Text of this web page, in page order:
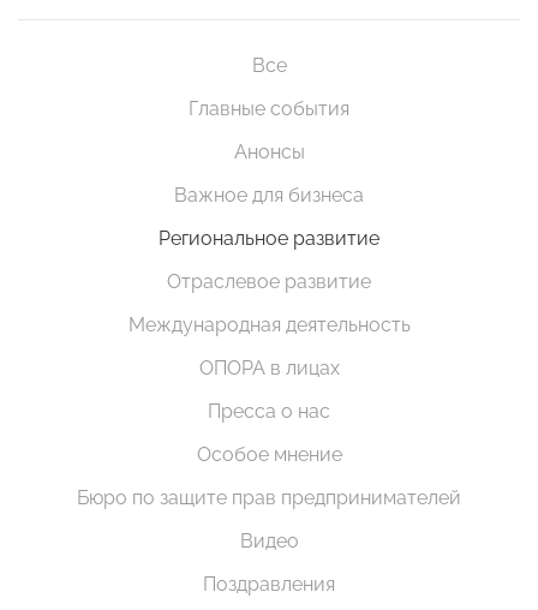
Все
Главные события
Анонсы
Важное для бизнеса
Региональное развитие
Отраслевое развитие
Международная деятельность
ОПОРА в лицах
Пресса о нас
Особое мнение
Бюро по защите прав предпринимателей
Видео
Поздравления